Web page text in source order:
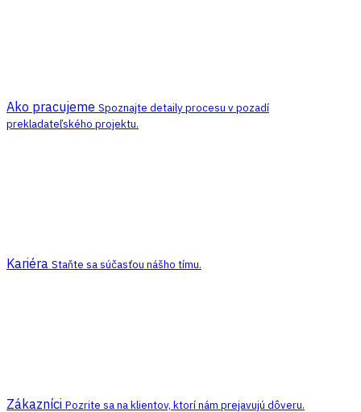
Ako pracujeme Spoznajte detaily procesu v pozadí
prekladateľského projektu.
Kariéra Staňte sa súčasťou nášho tímu.
Zákazníci Pozrite sa na klientov, ktorí nám prejavujú dôveru.